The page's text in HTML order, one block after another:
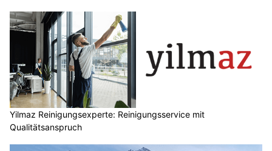
Yilmaz Reinigungsexperte: Reinigungsservice mit
Qualitätsanspruch